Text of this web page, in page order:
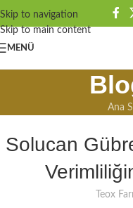
Skip to navigation
Skip to main content
MENÜ
Ana
Solucan
Teox